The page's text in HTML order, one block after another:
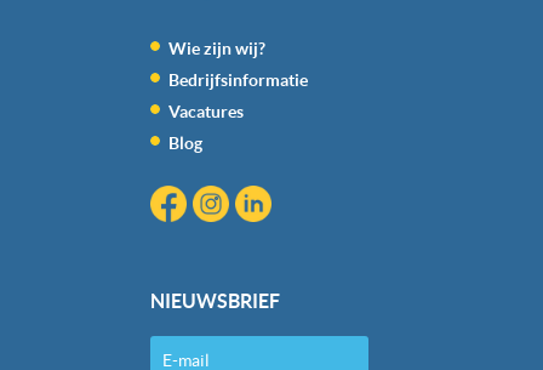
Wie zijn wij?
Bedrijfsinformatie
Vacatures
Blog
NIEUWSBRIEF